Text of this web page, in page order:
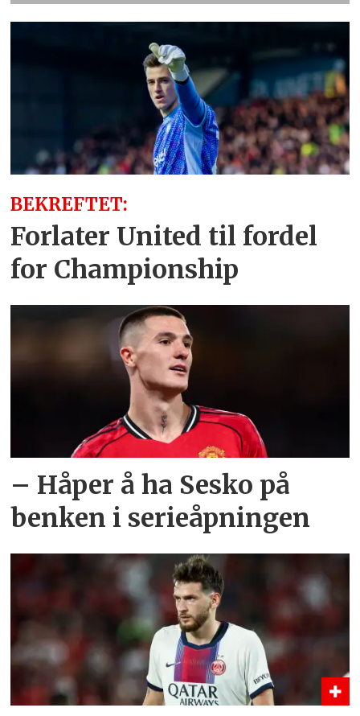
BEKREFTET:
Forlater United til fordel
for Championship
– Håper å ha Sesko på
benken i serieåpningen